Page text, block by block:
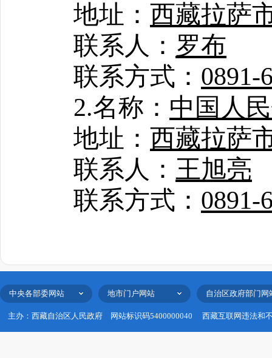
地址： 西藏拉萨
联系人： 罗布
联系方式： 0891-
2.名称： 中国人
地址： 西藏拉萨
联系人： 王旭亮
联系方式： 0891-
中央各部委网站 地市门户网站 自治区政府部门网
主办：西藏自治区人民政府 网站标识码5400000040 西藏互联网违法和